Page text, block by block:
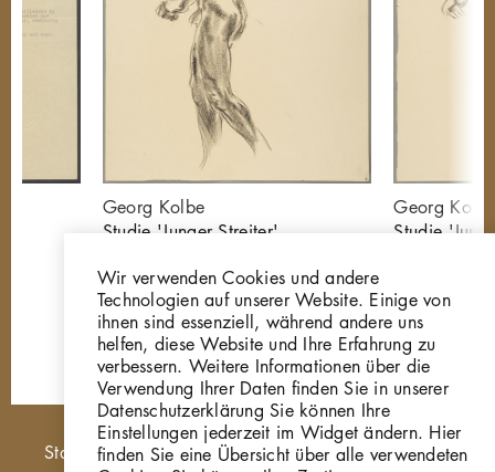
Georg Kolbe
Studie 'Junger Streiter'
Georg Kolbe
Studie
Hauptnavigation
Startseite
Wir verwenden Cookies und andere
Technologien auf unserer Website. Einige von
ihnen sind essenziell, während andere uns
helfen, diese Website und Ihre Erfahrung zu
verbessern. Weitere Informationen über die
Verwendung Ihrer Daten finden Sie in unserer
Datenschutzerklärung Sie können Ihre
Einstellungen jederzeit im Widget ändern. Hier
finden Sie eine Übersicht über alle verwendeten